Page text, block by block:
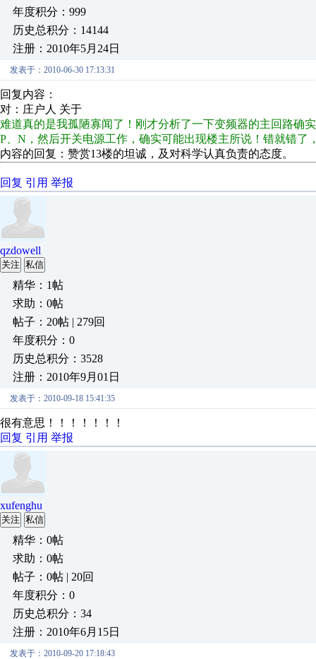
年度积分：999
历史总积分：14144
注册：2010年5月24日
发表于：2010-06-30 17:13:31
回复内容：
对：庄户人 关于
难道真的是我孤陋寡闻了！刚才分析了一下变频器的主回路确
P、N，然后开关电源工作，确实可能出现楼主所说！错就错了
内容的回复：赞赏13楼的坦诚，及对科学认真负责的态度。
回复 引用 举报
qzdowell
关注 私信
精华：1帖
求助：0帖
帖子：20帖 | 279回
年度积分：0
历史总积分：3528
注册：2010年9月01日
发表于：2010-09-18 15:41:35
很有意思！！！！！！！
回复 引用 举报
xufenghu
关注 私信
精华：0帖
求助：0帖
帖子：0帖 | 20回
年度积分：0
历史总积分：34
注册：2010年6月15日
发表于：2010-09-20 17:18:43